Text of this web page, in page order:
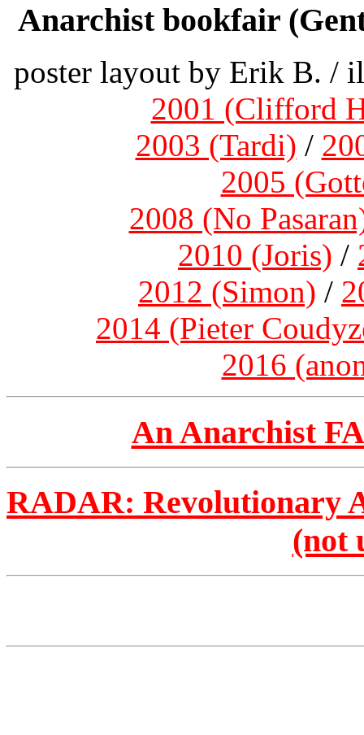
Anarchist bookfair
poster layout by Erik B. /
2001 (Clifford
2003 (Tardi) /
2005
2008 (No
2010 (Joris) /
2012 (Simon) /
2014 (Pieter
2016
An Anarchist
RADAR: Revolutionary
(not